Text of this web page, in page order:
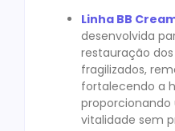
Linha BB
desenvolvida
restauração
fragilizados,
fortalecendo a
vitalidade sem